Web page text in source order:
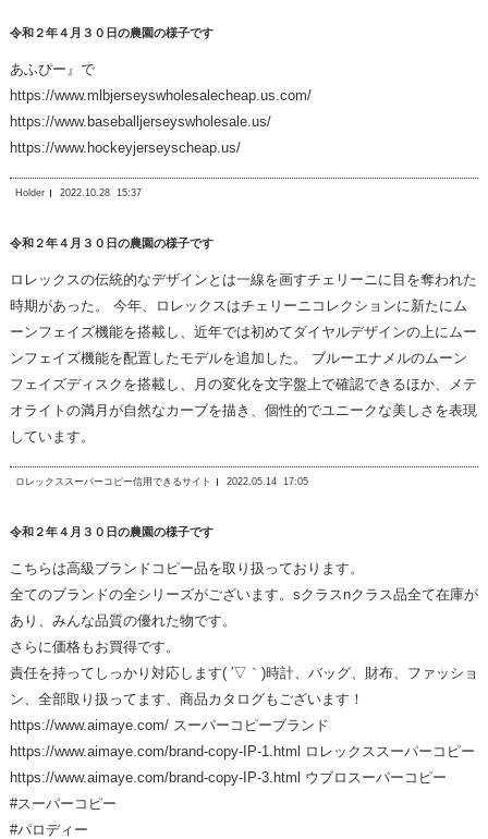
令和２年４月３０日の農園の様子です
あふぴー』で
https://www.mlbjerseyswholesalecheap.us.com/
https://www.baseballjerseyswholesale.us/
https://www.hockeyjerseyscheap.us/
Holder 2022.10.28 15:37
令和２年４月３０日の農園の様子です
ロレックスの伝統的なデザインとは一線を画すチェリーニに目を奪われた
時期があった。 今年、ロレックスはチェリーニコレクションに新たにム
ーンフェイズ機能を搭載し、近年では初めてダイヤルデザインの上にムー
ンフェイズ機能を配置したモデルを追加した。 ブルーエナメルのムーン
フェイズディスクを搭載し、月の変化を文字盤上で確認できるほか、メテ
オライトの満月が自然なカーブを描き、個性的でユニークな美しさを表現
しています。
ロレックススーパーコピー信用できるサイト 2022.05.14 17:05
令和２年４月３０日の農園の様子です
こちらは高級ブランドコピー品を取り扱っております。
全てのブランドの全シリーズがございます。sクラスnクラス品全て在庫が
あり、みんな品質の優れた物です。
さらに価格もお買得です。
責任を持ってしっかり対応します( ′▽｀)時計、バッグ、財布、ファッショ
ン、全部取り扱ってます、商品カタログもございます！
https://www.aimaye.com/ スーパーコピーブランド
https://www.aimaye.com/brand-copy-IP-1.html ロレックススーパーコピー
https://www.aimaye.com/brand-copy-IP-3.html ウブロスーパーコピー
#スーパーコピー
#パロディー